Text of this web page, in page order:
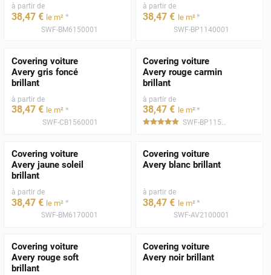
à partir de
38,47 € le m² *
SWF-BM6150001
à partir de
38,47 € le m²*
SWF-BP1140001
Covering voiture
Avery gris foncé
brillant
à partir de
38,47 € le m² *
SWF-CB1560001
Covering voiture
Avery rouge carmin
brillant
à partir de
38,47 € le m²*
***** SWF-BP1150001
Covering voiture
Avery jaune soleil
brillant
à partir de
38,47 € le m² *
SWF-BM6170001
Covering voiture
Avery blanc brillant
à partir de
38,47 € le m²*
SWF-AV2100001
Covering voiture
Avery rouge soft
brillant
Covering voiture
Avery noir brillant